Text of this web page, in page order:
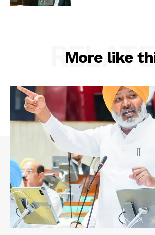
More like